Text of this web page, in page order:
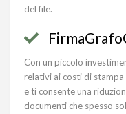
del file.
Con un piccolo
relativi ai costi di
e ti consente una
documenti che spesso